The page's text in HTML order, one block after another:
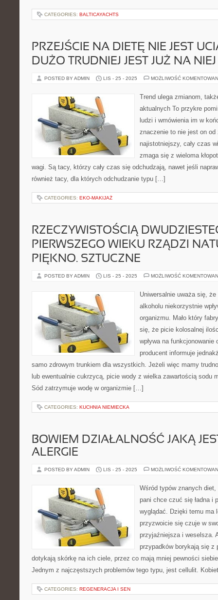
CATEGORIES: BALTICAYACHTS
PRZEJŚCIE NA DIETĘ NIE JEST
DUŻO TRUDNIEJ JEST JUŻ NA
POSTED BY ADMIN LIS - 25 - 2025 MOŻLIWOŚĆ
Trend ulega zmianom,
aktualnych To przykre
ludzi i wmówienia im w
znaczenie to nie jest on od
najistotniejszy, cały czas
zmaga się z wieloma
wagi. Są tacy, którzy cały czas się odchudzają, nawet jeśli
również tacy, dla których odchudzanie typu […]
CATEGORIES: EKO-MAKIJAŻ
RZECZYWISTOŚCIĄ
PIERWSZEGO WIEKU RZĄDZI
PIĘKNO. SZTUCZNE
POSTED BY ADMIN LIS - 25 - 2025 MOŻLIWOŚĆ
Uniwersalnie uważa się,
alkoholu niekorzystnie
organizmu. Mało który
się, że picie kolosalnej
wpływa na funkcjonowanie
producent informuje
samo zdrowym trunkiem dla wszystkich. Jeżeli więc mamy
lub ewentualnie cukrzycą, picie wody z wielka zawartością sodu
Sód zatrzymuje wodę w organizmie […]
CATEGORIES: KUCHNIA NIEMIECKA
BOWIEM DZIAŁALNOŚĆ JAKĄ
ALERGIE
POSTED BY ADMIN LIS - 25 - 2025 MOŻLIWOŚĆ
Wśród typów znanych
pani chce czuć się ładna i
wyglądać. Dzięki temu ma
przyzwoicie się czuje w
przyjaźniejsza i weselsza.
przypadków borykają się z
dotykają skórkę na ich ciele, przez co mają mniej pewności
Jednym z najczęstszych problemów tego typu, jest cellulit.
CATEGORIES: REGENERACJA I SEN